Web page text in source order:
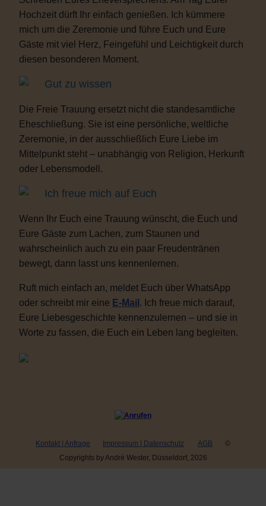
Hochzeit dürft Ihr einfach genießen. Ich kümmere
mich um die Zeremonie und führe Euch und Eure
Gäste mit viel Herz, Feingefühl und Leichtigkeit durch
diesen besonderen Moment.
Gut zu wissen
Die Freie Trauung ersetzt nicht die standesamtliche
Eheschließung. Sie ist eine persönliche, weltliche
Zeremonie, in der ausschließlich Eure Liebe im
Mittelpunkt steht – unabhängig von Religion, Herkunft
oder Lebensmodell.
Ich freue mich auf Euch
Wenn Ihr Euch eine Trauung wünscht, die Euch und
Eure Gäste zum Lachen, zum Staunen und
wahrscheinlich auch zu ein paar Freudentränen
bewegt, dann lasst uns kennenlernen.
Ruft mich einfach an, meldet Euch über WhatsApp
oder schreibt mir eine E-Mail . Ich freue mich darauf,
Eure Liebesgeschichte kennenzulernen – und sie in
Worte zu fassen, die Euch ein Leben lang begleiten.
Kontakt | Anfrage Impressum | Datenschutz AGB
©
Copyrights by André Wester, Düsseldorf, 2026